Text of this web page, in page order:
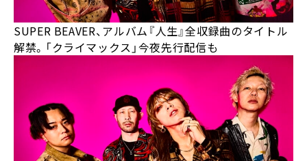
SUPER BEAVER、アルバム『人生』全収録曲のタイトル
解禁。「クライマックス」今夜先行配信も